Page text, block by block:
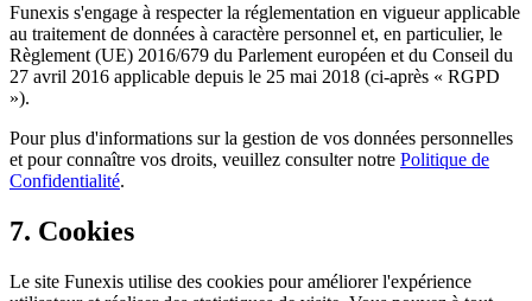
Funexis s'engage à respecter la réglementation en vigueur applicable
au traitement de données à caractère personnel et, en particulier, le
Règlement (UE) 2016/679 du Parlement européen et du Conseil du
27 avril 2016 applicable depuis le 25 mai 2018 (ci-après « RGPD
»).
Pour plus d'informations sur la gestion de vos données personnelles
et pour connaître vos droits, veuillez consulter notre Politique de
Confidentialité.
7. Cookies
Le site Funexis utilise des cookies pour améliorer l'expérience